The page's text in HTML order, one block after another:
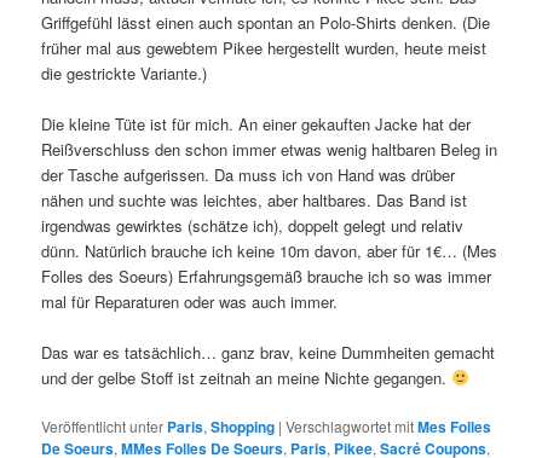
Griffgefühl lässt einen auch spontan an Polo-Shirts denken. (Die
früher mal aus gewebtem Pikee hergestellt wurden, heute meist
die gestrickte Variante.)
Die kleine Tüte ist für mich. An einer gekauften Jacke hat der
Reißverschluss den schon immer etwas wenig haltbaren Beleg in
der Tasche aufgerissen. Da muss ich von Hand was drüber
nähen und suchte was leichtes, aber haltbares. Das Band ist
irgendwas gewirktes (schätze ich), doppelt gelegt und relativ
dünn. Natürlich brauche ich keine 10m davon, aber für 1€… (Mes
Folles des Soeurs) Erfahrungsgemäß brauche ich so was immer
mal für Reparaturen oder was auch immer.
Das war es tatsächlich… ganz brav, keine Dummheiten gemacht
und der gelbe Stoff ist zeitnah an meine Nichte gegangen.
Veröffentlicht unter Paris,Shopping |Verschlagwortet mitMes Folles
De Soeurs,MMes Folles De Soeurs, Paris, Pikee,Sacré Coupons,